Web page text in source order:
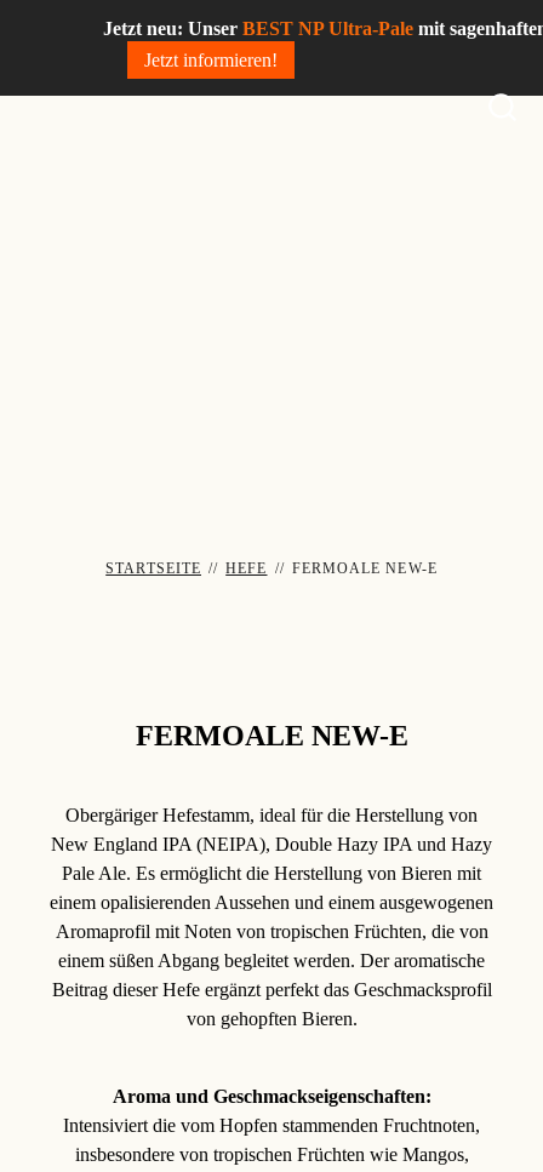
Jetzt neu: UnserBEST NP Ultra-Palemit sagenhaften
Jetzt informieren!
STARTSEITE // HEFE // FERMOALE NEW-E
FERMOALE NEW-E
Obergäriger Hefestamm, ideal für die Herstellung von
New England IPA (NEIPA), Double Hazy IPA und Hazy
Pale Ale. Es ermöglicht die Herstellung von Bieren mit
einem opalisierenden Aussehen und einem ausgewogenen
Aromaprofil mit Noten von tropischen Früchten, die von
einem süßen Abgang begleitet werden. Der aromatische
Beitrag dieser Hefe ergänzt perfekt das Geschmacksprofil
von gehopften Bieren.
Aroma und Geschmackseigenschaften:
Intensiviert die vom Hopfen stammenden Fruchtnoten,
insbesondere von tropischen Früchten wie Mangos,